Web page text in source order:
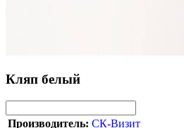
Кляп белый
Производитель: СК-Визит